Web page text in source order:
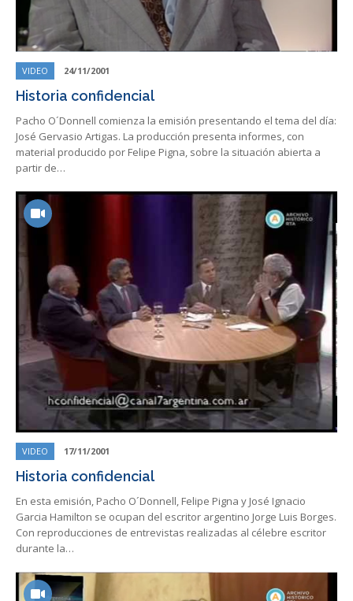
VIDEO 24/11/2001
Historia confidencial
Pacho O´Donnell comienza la emisión presentando el tema del día:
José Gervasio Artigas. La producción presenta informes, con
material producido por Felipe Pigna, sobre la situación abierta a
partir de…
VIDEO 17/11/2001
Historia confidencial
En esta emisión, Pacho O´Donnell, Felipe Pigna y José Ignacio
Garcia Hamilton se ocupan del escritor argentino Jorge Luis Borges.
Con reproducciones de entrevistas realizadas al célebre escritor
durante la…